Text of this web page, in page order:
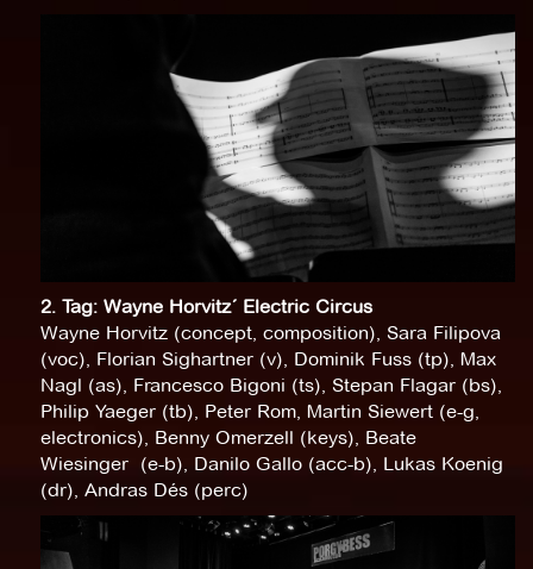
2. Tag: Wayne Horvitz´ Electric Circus
Wayne Horvitz (concept, composition), Sara Filipova
(voc), Florian Sighartner (v), Dominik Fuss (tp), Max
Nagl (as), Francesco Bigoni (ts), Stepan Flagar (bs),
Philip Yaeger (tb), Peter Rom, Martin Siewert (e-g,
electronics), Benny Omerzell (keys), Beate
Wiesinger (e-b), Danilo Gallo (acc-b), Lukas Koenig
(dr), Andras Dés (perc)